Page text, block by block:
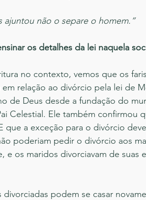
ajuntou não o separe o homem.”
os detalhes da lei naquela
no contexto, vemos que os
relação ao divórcio pela lei de
de Deus desde a fundação do
Celestial. Ele também confirmou
que a exceção para o divórcio
poderiam pedir o divórcio aos
e os maridos divorciavam de suas
podem se casar